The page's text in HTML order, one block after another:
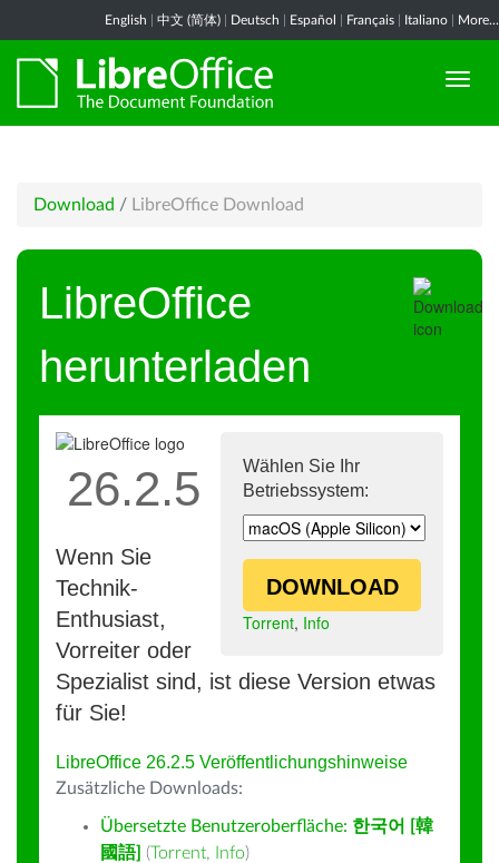
English 中文 (简体) Deutsch Español Français Italiano More...
Download / LibreOffice Download
LibreOffice
herunterladen
Wählen Sie Ihr
Betriebssystem:
DOWNLOAD
Torrent, Info
26.2.5
Wenn Sie
Technik-
Enthusiast,
Vorreiter oder
Spezialist sind, ist diese Version etwas
für Sie!
LibreOffice 26.2.5 Veröffentlichungshinweise
Zusätzliche Downloads:
Übersetzte Benutzeroberfläche: 한국어 [韓
國語] (Torrent, Info)